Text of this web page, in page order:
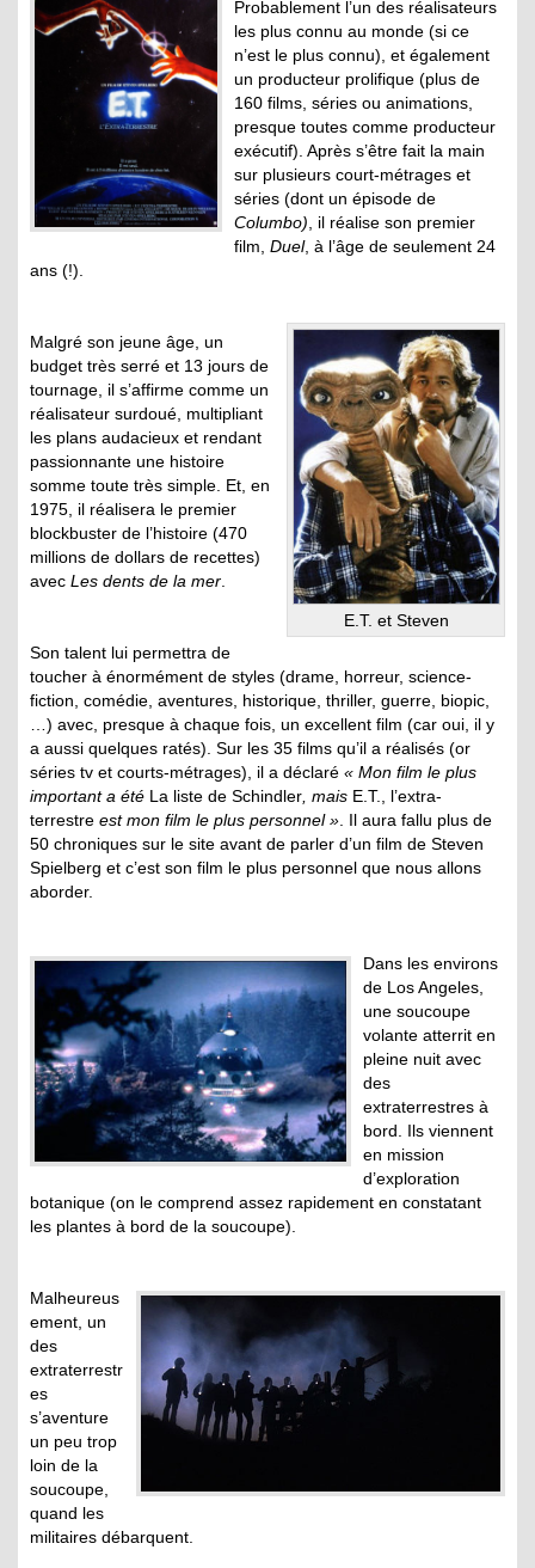
Probablement l’un des réalisateurs
les plus connu au monde (si ce
n’est le plus connu), et également
un producteur prolifique (plus de
160 films, séries ou animations,
presque toutes comme producteur
exécutif). Après s’être fait la main
sur plusieurs court-métrages et
séries (dont un épisode de
Columbo) , il réalise son premier
film, Duel, à l’âge de seulement 24
ans (!).
E.T. et Steven
Malgré son jeune âge, un
budget très serré et 13 jours de
tournage, il s’affirme comme un
réalisateur surdoué, multipliant
les plans audacieux et rendant
passionnante une histoire
somme toute très simple. Et, en
1975, il réalisera le premier
blockbuster de l’histoire (470
millions de dollars de recettes)
avec Les dents de la mer
Son talent lui permettra de
toucher à énormément de styles (drame, horreur, science-
fiction, comédie, aventures, historique, thriller, guerre, biopic,
…) avec, presque à chaque fois, un excellent film (car oui, il y
a aussi quelques ratés). Sur les 35 films qu’il a réalisés (or
séries tv et courts-métrages), il a déclaré « Mon film le plus
important a été La liste de Schindler , mais E.T., l’extra-
terrestre est mon film le plus personnel » . Il aura fallu plus de
50 chroniques sur le site avant de parler d’un film de Steven
Spielberg et c’est son film le plus personnel que nous allons
aborder.
Dans les environs
de Los Angeles,
une soucoupe
volante atterrit en
pleine nuit avec
des
extraterrestres à
bord. Ils viennent
en mission
d’exploration
botanique (on le comprend assez rapidement en constatant
les plantes à bord de la soucoupe).
Malheureus
ement, un
des
extraterrestr
es
s’aventure
un peu trop
loin de la
soucoupe,
quand les
militaires débarquent.